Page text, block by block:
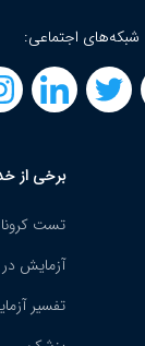
شبکه‌های اجتماعی:
برخی از
تست
آزمایش
تفسیر